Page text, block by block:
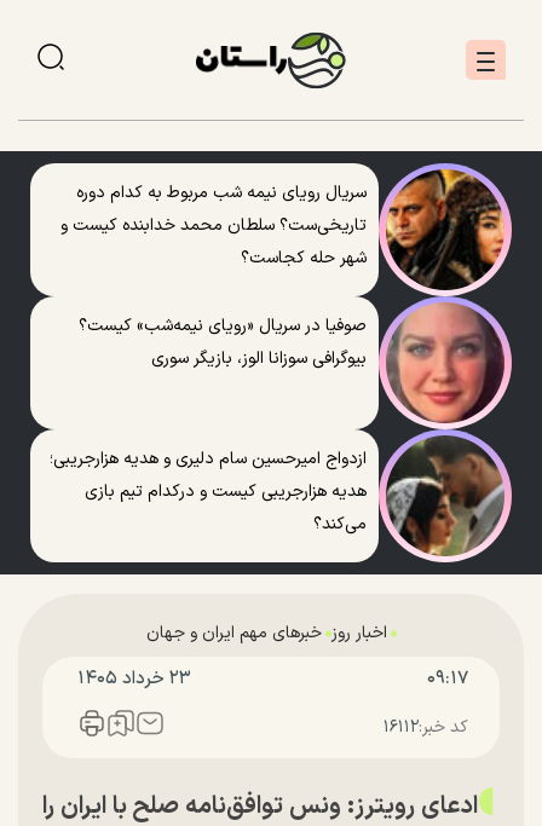
سریال رویای نیمه شب مربوط به کدام دوره
تاریخی‌ست؟ سلطان محمد خدابنده کیست و
شهر حله کجاست؟
صوفیا در سریال «رویای نیمه‌شب» کیست؟
بیوگرافی سوزانا الوز، بازیگر سوری
ازدواج امیرحسین سام دلیری و هدیه هزارجریبی؛
هدیه هزارجریبی کیست و درکدام تیم بازی
می‌کند؟
اخبار روز خبرهای مهم ایران و جهان
۰۹:۱۷ ۲۳ خرداد ۱۴۰۵
کد خبر:۱۶۱۱۲
ادعای رویترز: ونس توافق‌نامه صلح با ایران را